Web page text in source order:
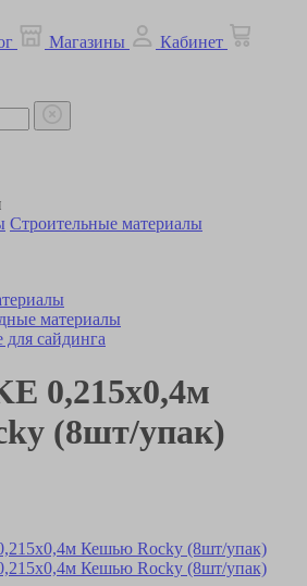
Магазины
Кабинет
Строительные материалы
материалы
сайдинга
0,215х0,4м
(8шт/упак)